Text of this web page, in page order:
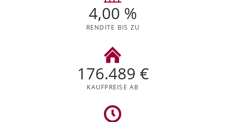
4,00 %
RENDITE BIS ZU
176.489 €
KAUFPREISE AB